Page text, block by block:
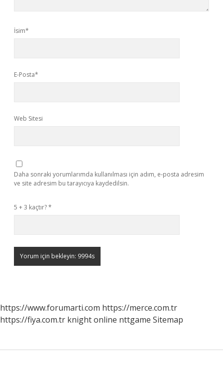
İsim*
E-Posta*
Web Sitesi
Daha sonraki yorumlarımda kullanılması için adım, e-posta adresim
ve site adresim bu tarayıcıya kaydedilsin.
5 + 3 kaçtır?*
https://www.forumarti.com https://merce.com.tr
https://fiya.com.tr knight online nttgame Sitemap